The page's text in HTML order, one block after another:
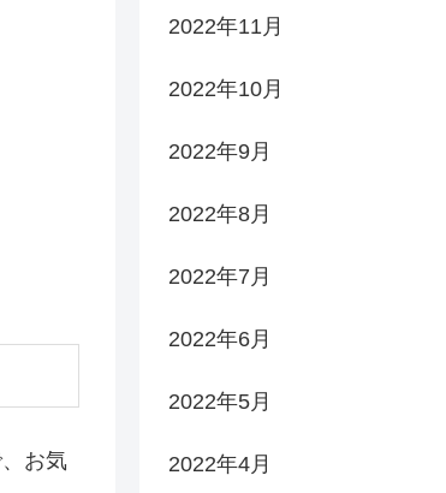
お気
2022年11月
2022年10月
2022年9月
2022年8月
2022年7月
2022年6月
2022年5月
2022年4月